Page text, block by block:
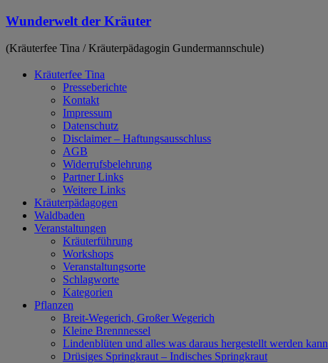
Zum
springen
Wunderwelt der Kräuter
(Kräuterfee Tina / Kräuterpädagogin Gundermannschule)
Kräuterfee Tina
Presseberichte
Kontakt
Impressum
Datenschutz
Disclaimer – Haftungsausschluss
AGB
Widerrufsbelehrung
Partner Links
Weitere Links
Kräuterpädagogen
Waldbaden
Veranstaltungen
Kräuterführung
Workshops
Veranstaltungsorte
Schlagworte
Kategorien
Pflanzen
Breit-Wegerich, Großer Wegerich
Kleine Brennnessel
Lindenblüten und alles was daraus hergestellt werden kann
Drüsiges Springkraut – Indisches Springkraut